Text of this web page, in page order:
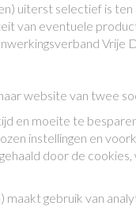
uiterst selectief is
van eventuele
website van twee
en moeite te
instellingen en
door de
gebruik van